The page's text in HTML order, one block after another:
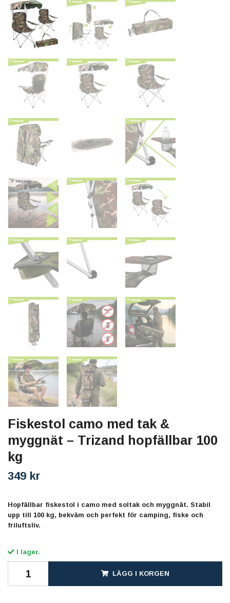
Fiskestol camo med tak &
myggnät – Trizand hopfällbar 100
kg
349 kr
Hopfällbar fiskestol i camo med soltak och myggnät. Stabil
upp till 100 kg, bekväm och perfekt för camping, fiske och
friluftsliv.
I lager.
LÄGG I KORGEN